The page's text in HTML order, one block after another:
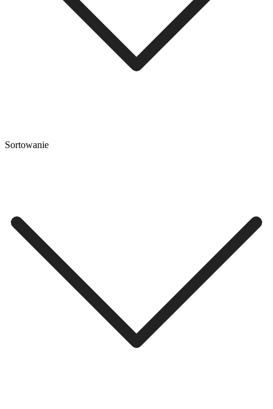
Sortowanie